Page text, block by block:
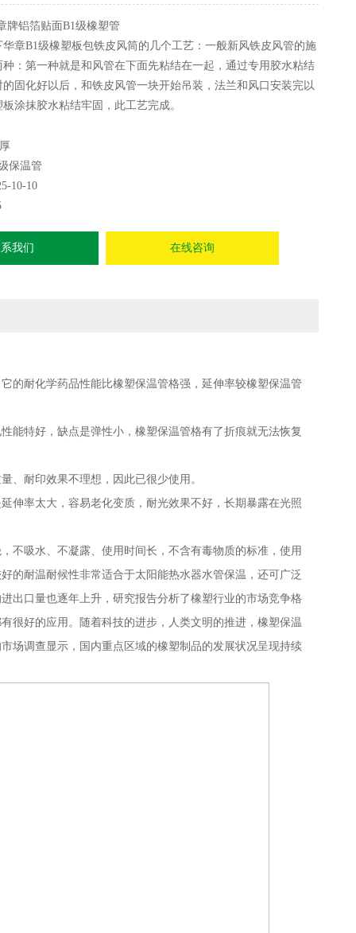
牌铝箔贴面B1级橡塑管
章B1级橡塑板包铁皮风筒的几个工艺：一般新风铁皮风管的施
：第一种就是和风管在下面先粘结在一起，通过专用胶水粘结
的固化好以后，和铁皮风管一块开始吊装，法兰和风口安装完以
涂抹胶水粘结牢固，此工艺完成。
保温管
10-10
我们 在线咨询
的耐化学药品性能比橡塑保温管格强，延伸率较橡塑保温管
能特好，缺点是弹性小，橡塑保温管格有了折痕就无法恢复
、耐印效果不理想，因此已很少使用。
伸率太大，容易老化变质，耐光效果不好，长期暴露在光照
不吸水、不凝露、使用时间长，不含有毒物质的标准，使用
的耐温耐候性非常适合于太阳能热水器水管保温，还可广泛
出口量也逐年上升，研究报告分析了橡塑行业的市场竞争格
很好的应用。随着科技的进步，人类文明的推进，橡塑保温
场调查显示，国内重点区域的橡塑制品的发展状况呈现持续